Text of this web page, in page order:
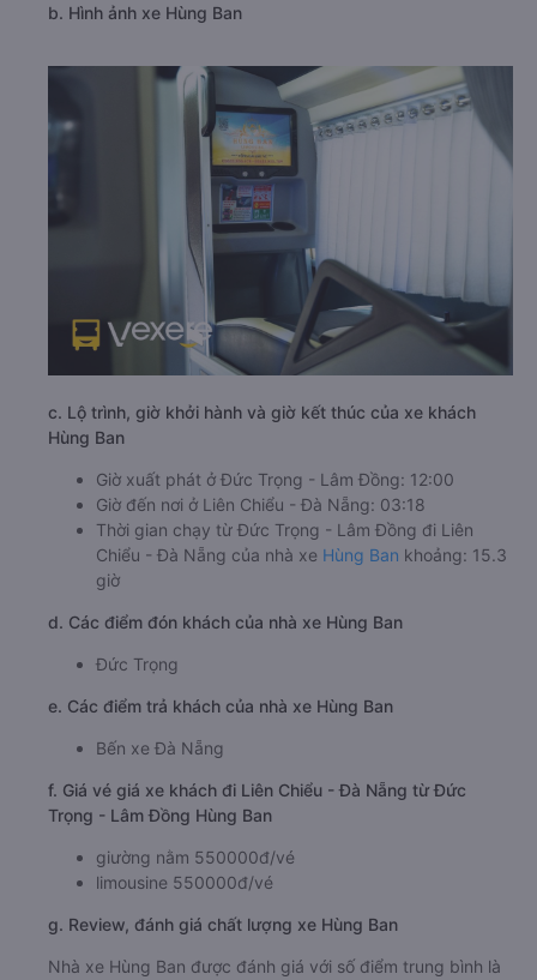
b. Hình ảnh xe Hùng Ban
c. Lộ trình, giờ khởi hành và giờ kết thúc của xe khách
Hùng Ban
Giờ xuất phát ở Đức Trọng - Lâm Đồng: 12:00
Giờ đến nơi ở Liên Chiểu - Đà Nẵng: 03:18
Thời gian chạy từ Đức Trọng - Lâm Đồng đi Liên
Chiểu - Đà Nẵng của nhà xe Hùng Ban khoảng: 15.3
giờ
d. Các điểm đón khách của nhà xe Hùng Ban
Đức Trọng
e. Các điểm trả khách của nhà xe Hùng Ban
Bến xe Đà Nẵng
f. Giá vé giá xe khách đi Liên Chiểu - Đà Nẵng từ Đức
Trọng - Lâm Đồng Hùng Ban
giường nằm 550000đ/vé
limousine 550000đ/vé
g. Review, đánh giá chất lượng xe Hùng Ban
Nhà xe Hùng Ban được đánh giá với số điểm trung bình là